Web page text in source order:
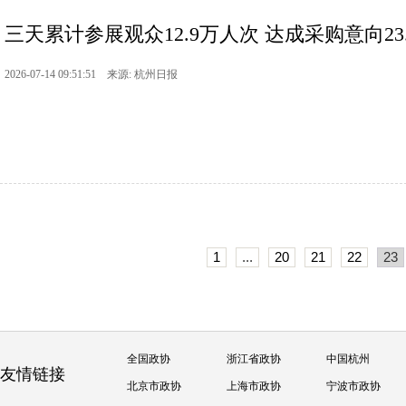
三天累计参展观众12.9万人次 达成采购意向
2026-07-14 09:51:51 来源: 杭州日报
1 ... 20 21 22 23
友情链接
全国政协 浙江省政协 中国杭州
北京市政协 上海市政协 宁波市政协